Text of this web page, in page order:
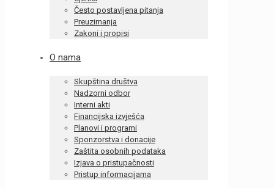
Često postavljena pitanja
Preuzimanja
Zakoni i propisi
O nama
Skupština društva
Nadzorni odbor
Interni akti
Financijska izvješća
Planovi i programi
Sponzorstva i donacije
Zaštita osobnih podataka
Izjava o pristupačnosti
Pristup informacijama